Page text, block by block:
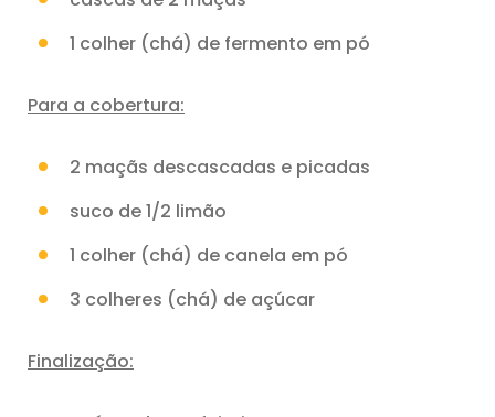
1 colher (chá) de fermento em pó
Para a cobertura:
2 maçãs descascadas e picadas
suco de 1/2 limão
1 colher (chá) de canela em pó
3 colheres (chá) de açúcar
Finalização: